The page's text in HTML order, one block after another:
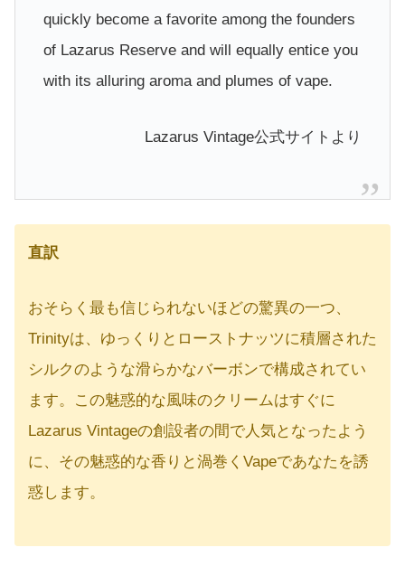
quickly become a favorite among the founders
of Lazarus Reserve and will equally entice you
with its alluring aroma and plumes of vape.
Lazarus Vintage公式サイトより
直訳
おそらく最も信じられないほどの驚異の一つ、
Trinityは、ゆっくりとローストナッツに積層された
シルクのような滑らかなバーボンで構成されてい
ます。この魅惑的な風味のクリームはすぐに
Lazarus Vintageの創設者の間で人気となったよう
に、その魅惑的な香りと渦巻くVapeであなたを誘
惑します。